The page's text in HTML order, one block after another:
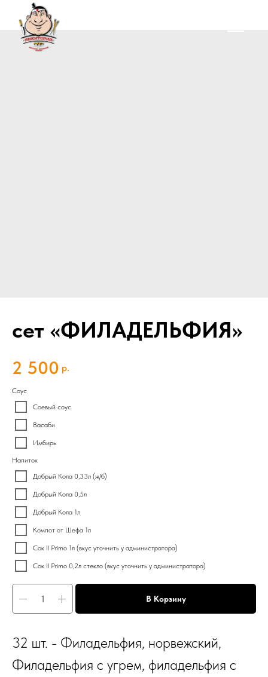
сет «ФИЛАДЕЛЬФИЯ»
2 500 р.
Соус
Соевый соус
Васаби
Имбирь
Напиток
Добрый Кола 0,33л (ж/б)
Добрый Кола 0,5л
Добрый Кола 1л
Компот от Шефа 1л
Сок Il Primo 1л (вкус уточнить у администратора)
Сок Il Primo 0,2л стекло (вкус уточнить у администратора)
В Корзину
32 шт. - Филадельфия, норвежский,
Филадельфия с угрем, филадельфия с